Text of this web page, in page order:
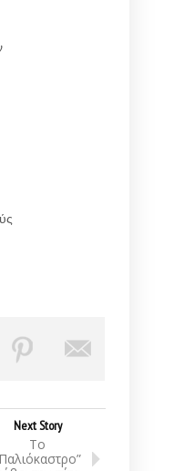
Next Story
Το